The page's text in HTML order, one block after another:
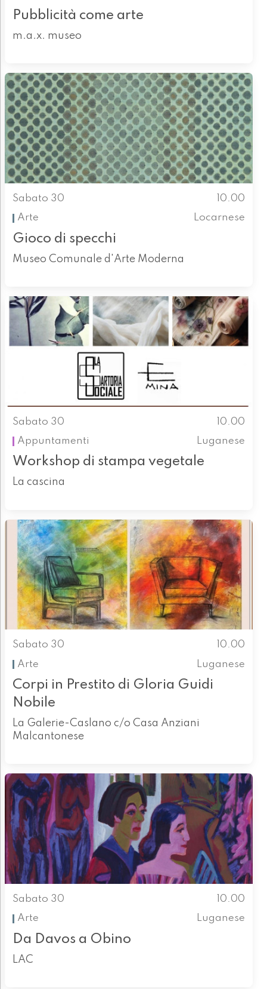
Pubblicità come arte
m.a.x. museo
Sabato 30
10.00
Arte
Locarnese
Gioco di specchi
Museo Comunale d'Arte Moderna
Sabato 30
10.00
Appuntamenti
Luganese
Workshop di stampa vegetale
La cascina
Sabato 30
10.00
Arte
Luganese
Corpi in Prestito di Gloria Guidi
Nobile
La Galerie-Caslano c/o Casa Anziani
Malcantonese
Sabato 30
10.00
Arte
Luganese
Da Davos a Obino
LAC